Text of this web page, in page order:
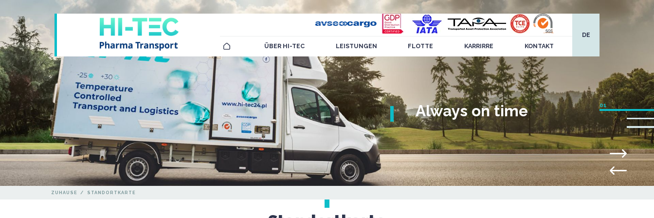
ÜBER HI-TEC LEISTUNGEN FLOTTE KARRIRRE KONTAKT
DE
Always on time
ZUHAUSE / STANDORTKARTE